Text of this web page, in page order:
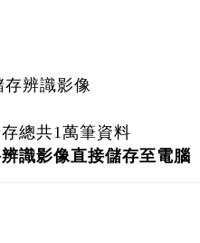
辨識影像
總共1萬筆資料
識影像直接儲存至電腦